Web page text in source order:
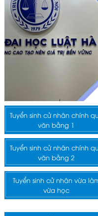
Tuyển sinh cử nhân chính
văn bằng 1
Tuyển sinh cử nhân chính
văn bằng 2
Tuyển sinh cử nhân vừa
vừa học